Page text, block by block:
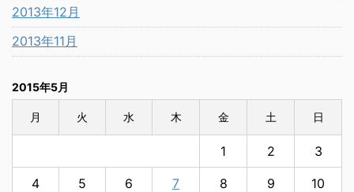
2013年12月
2013年11月
2015年5月
月 火 水 木 金 土 日
1 2 3
4 5 6 7 8 9 10